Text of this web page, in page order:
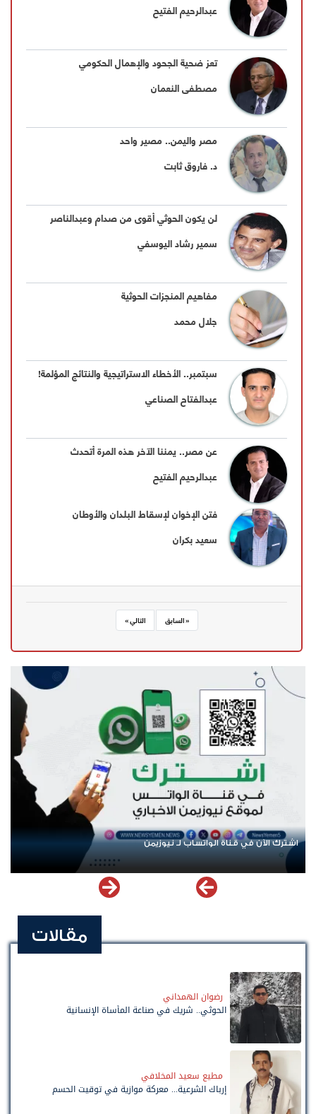
عبدالرحيم الفتيح
تعز ضحية الجحود والإهمال الحكومي
مصطفى النعمان
مصر واليمن.. مصير واحد
د. فاروق ثابت
لن يكون الحوثي أقوى من صدام وعبدالناصر
سمير رشاد اليوسفي
مفاهيم المنجزات الحوثية
جلال محمد
سبتمبر.. الأخطاء الاستراتيجية والنتائج المؤلمة!
عبدالفتاح الصناعي
عن مصر.. يمننا الآخر هذه المرة أتحدث
عبدالرحيم الفتيح
فتن الإخوان لإسقاط البلدان والأوطان
سعيد بكران
« السابق التالي »
اشترك الآن في قناة الواتساب لـ نيوزيمن
مقالات
رضوان الهمداني
الحوثي.. شريك في صناعة المأساة الإنسانية
مطيع سعيد المخلافي
إرباك الشرعية... معركة موازية في توقيت الحسم